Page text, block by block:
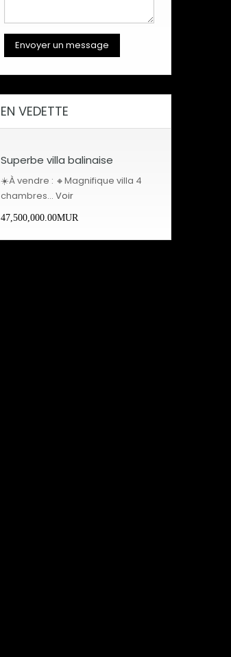
EN VEDETTE
Superbe villa balinaise
☀️À vendre : 🔸Magnifique villa 4
chambres… Voir
47,500,000.00MUR